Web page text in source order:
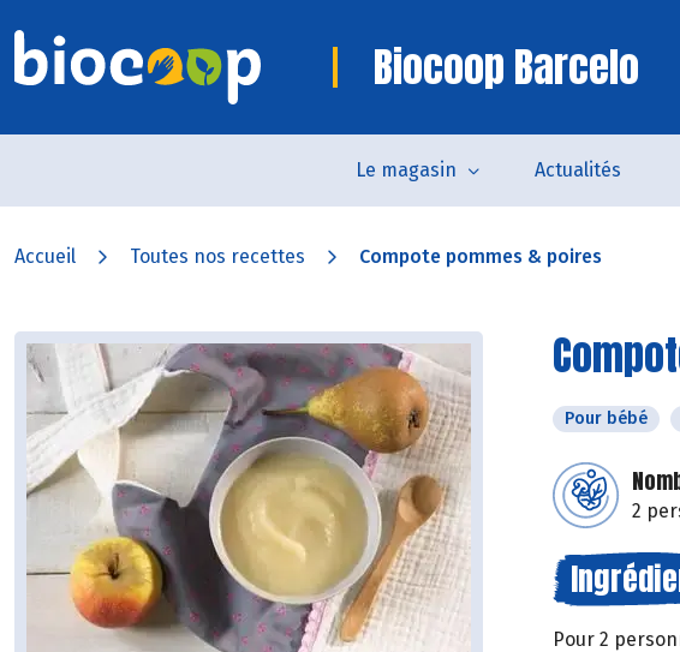
Biocoop Barcelo
Le magasin Actualités
Accueil Toutes nos recettes Compote pommes & poires
Pour bébé
2
Pour 2